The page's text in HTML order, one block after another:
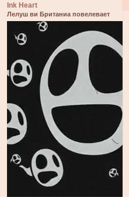
Ink Heart
Лелуш ви Британиа повелевает